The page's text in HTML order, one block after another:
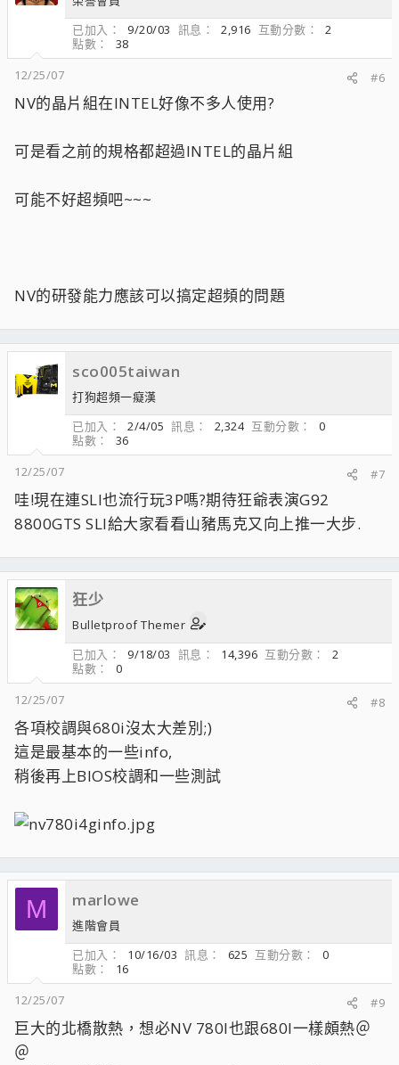
已加入
9/20/03 訊息 2,916 互動分數
2
點數
38
12/25/07
#6
NV的晶片組在INTEL好像不多人使用?
可是看之前的規格都超過INTEL的晶片組
可能不好超頻吧~~~
NV的研發能力應該可以搞定超頻的問題
sco005taiwan
打狗超頻一癡漢
已加入
2/4/05 訊息 2,324 互動分數
0
點數
36
12/25/07
#7
哇!現在連SLI也流行玩3P嗎?期待狂爺表演G92
8800GTS SLI給大家看看山豬馬克又向上推一大步.
狂少
Bulletproof Themer
已加入
9/18/03 訊息 14,396 互動分數
2
點數
0
12/25/07
#8
各項校調與680i沒太大差別;)
這是最基本的一些info,
稍後再上BIOS校調和一些測試
M marlowe
進階會員
已加入
10/16/03 訊息 625 互動分數
0
點數
16
12/25/07
#9
巨大的北橋散熱，想必NV 780I也跟680I一樣頗熱＠
＠